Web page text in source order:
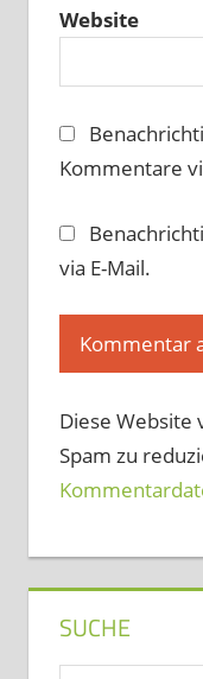
Website
Kommentare
via E-Mail.
Diese Website
Spam zu
SUCHE